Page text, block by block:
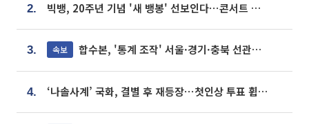
2. 빅뱅, 20주년 기념 '새 뱅봉' 선보인다⋯콘서트 앞두고 팝업 개최
3. 속보 합수본, '통계 조작' 서울·경기·충북 선관위 등 추가 압수수색
4. ‘나솔사계’ 국화, 결별 후 재등장⋯첫인상 투표 휩쓸고 ‘인기녀’ 등극